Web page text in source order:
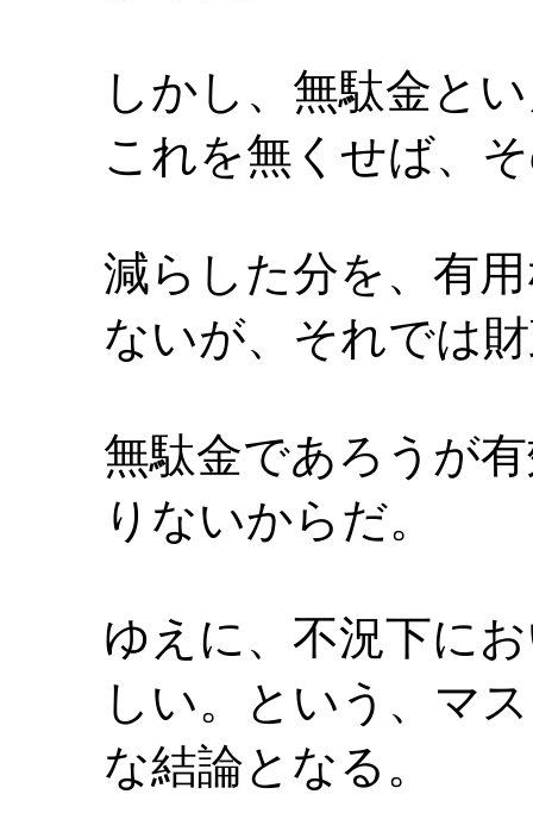
しかし、無駄金とい
これを無くせば、
減らした分を、有
ないが、それでは
無駄金であろうが有
りないからだ。
ゆえに、不況下に
しい。という、マ
な結論となる。